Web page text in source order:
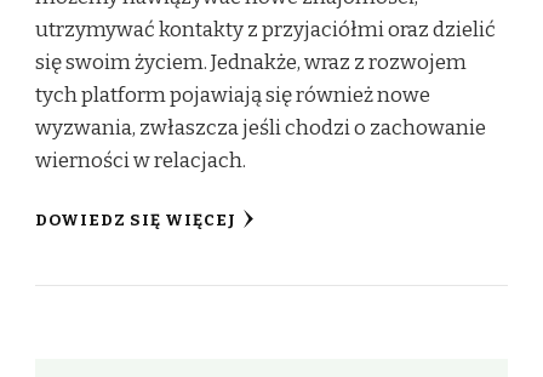
utrzymywać kontakty z przyjaciółmi oraz dzielić
się swoim życiem. Jednakże, wraz z rozwojem
tych platform pojawiają się również nowe
wyzwania, zwłaszcza jeśli chodzi o zachowanie
wierności w relacjach.
DOWIEDZ SIĘ WIĘCEJ